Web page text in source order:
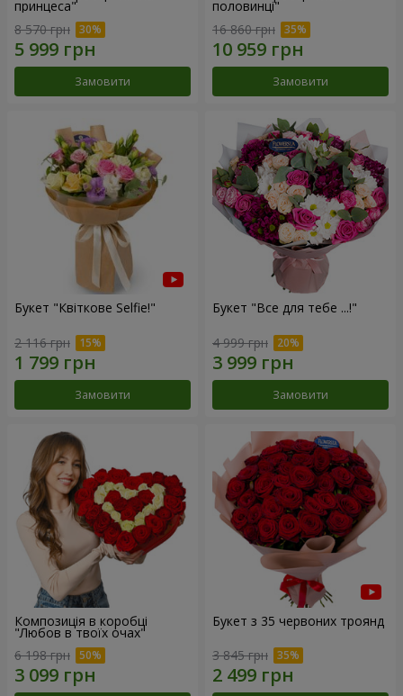
принцеса"
8 570 грн
Замовити
половинці"
16 860 грн
Замовити
Букет "Квіткове Selfie!"
2 116 грн
Замовити
Букет "Все для тебе ...!"
4 999 грн
Замовити
Композиція в коробці
"Любов в твоїх очах"
6 198 грн
Букет з 35 червоних троянд
3 845 грн